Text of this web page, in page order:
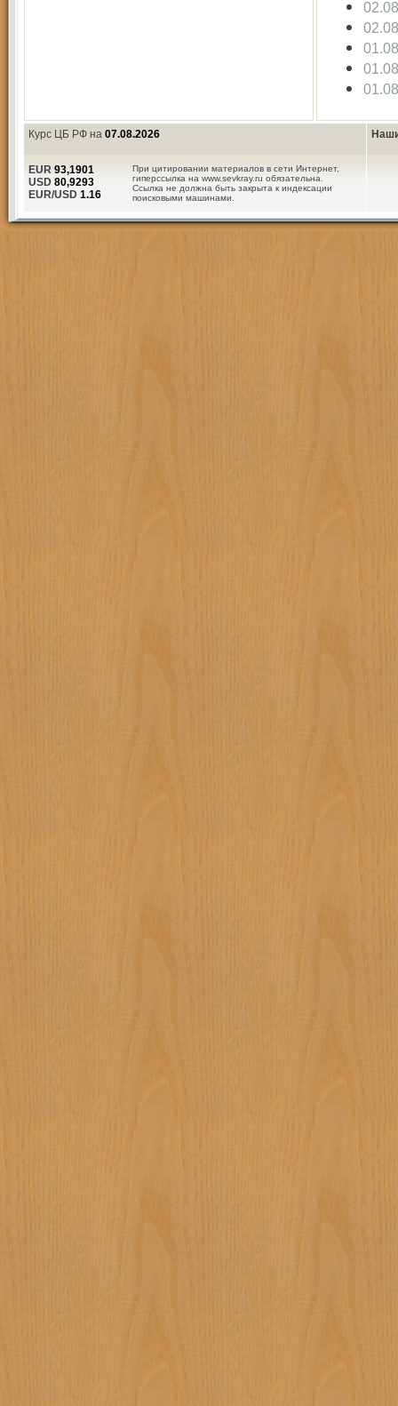
Курс ЦБ РФ на 07.08.2026
При цитировании материалов в сети Интернет,
гиперссылка на www.sevkray.ru обязательна.
Ссылка не должна быть закрыта к индексации
поисковыми машинами.
EUR 93,1901
USD 80,9293
EUR/USD 1.16